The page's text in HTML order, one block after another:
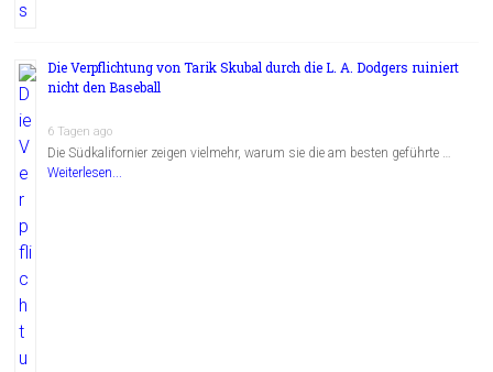
Die Verpflichtung von Tarik Skubal durch die L. A. Dodgers ruiniert
nicht den Baseball
6 Tagen ago
Die Südkalifornier zeigen vielmehr, warum sie die am besten geführte …
Weiterlesen...